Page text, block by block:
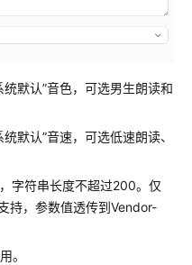
统默认”音色，可选男生朗读和
统默认”音速，可选低速朗读、
字符串长度不超过200。仅
持，参数值透传到Vendor-
。